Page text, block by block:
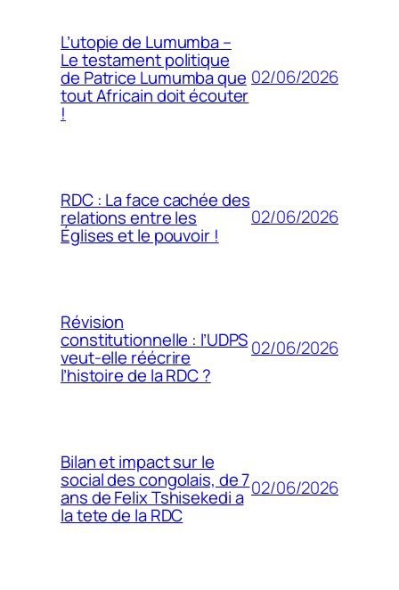
L’utopie de Lumumba –
Le testament politique
de Patrice Lumumba que
tout Africain doit écouter
!
02/06/2026
RDC : La face cachée des
relations entre les
Églises et le pouvoir !
02/06/2026
Révision
constitutionnelle : l’UDPS
veut-elle réécrire
l’histoire de la RDC ?
02/06/2026
Bilan et impact sur le
social des congolais, de 7
ans de Felix Tshisekedi a
la tete de la RDC
02/06/2026